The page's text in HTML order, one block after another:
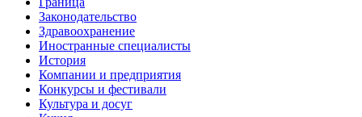
Законодательство
Здравоохранение
Иностранные специалисты
История
Компании и предприятия
Конкурсы и фестивали
Культура и досуг